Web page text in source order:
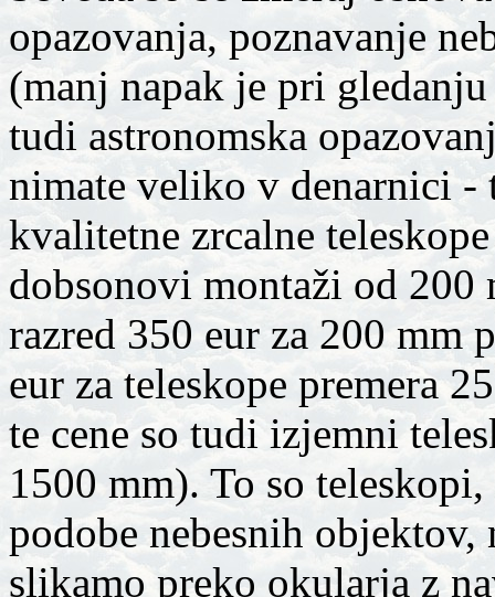
opazovanja, poznavanje
(manj napak je pri
tudi astronomska
nimate veliko v denarnici -
kvalitetne zrcalne
dobsonovi montaži od 200
razred 350 eur za 200 mm
eur za teleskope premera
te cene so tudi izjemni
1500 mm). To so
podobe nebesnih
slikamo preko okularja z